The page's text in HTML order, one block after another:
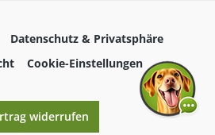
Datenschutz & Privatsphäre
Cookie-Einstellungen
widerrufen